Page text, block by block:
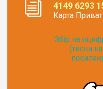
4149 6293
Карта
Збір на
(тисни